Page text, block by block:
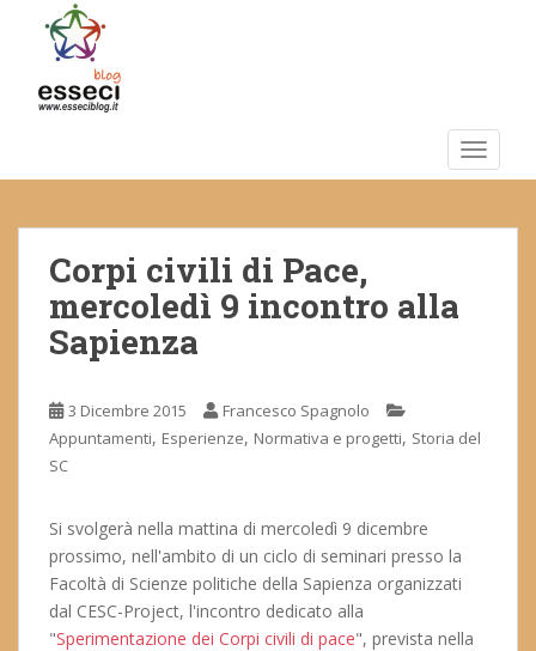
m
Corpi civili di Pace,
mercoledì 9 incontro alla
Sapienza
3 Dicembre 2015
Francesco Spagnolo
Appuntamenti, Esperienze, Normativa e progetti, Storia del
SC
Si svolgerà nella mattina di mercoledì 9 dicembre
prossimo, nell'ambito di un ciclo di seminari presso la
Facoltà di Scienze politiche della Sapienza organizzati
dal CESC-Project, l'incontro dedicato alla
"Sperimentazione dei Corpi civili di pace", prevista nella